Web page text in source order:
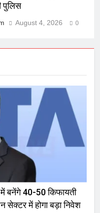
पुलिस
August 4, 2026 0
बनेंगे 40-50 किफायती
में होगा बड़ा निवेश